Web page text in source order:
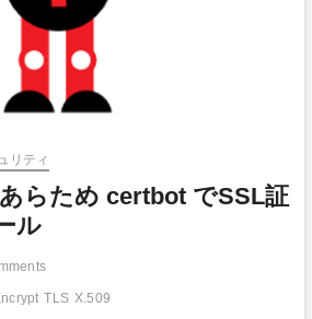
リティ
らため certbot でSSL証
ル
TLS X.509